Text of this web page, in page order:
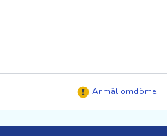
Anmäl omdöme